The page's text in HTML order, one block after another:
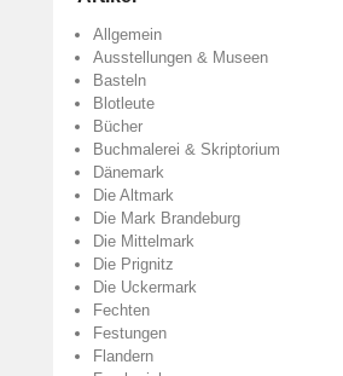
Allgemein
Ausstellungen & Museen
Basteln
Blotleute
Bücher
Buchmalerei & Skriptorium
Dänemark
Die Altmark
Die Mark Brandeburg
Die Mittelmark
Die Prignitz
Die Uckermark
Fechten
Festungen
Flandern